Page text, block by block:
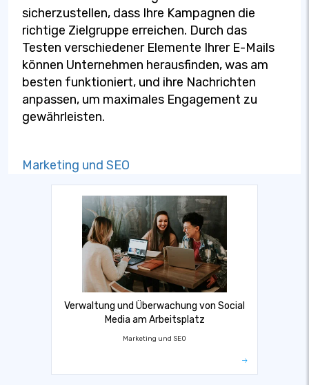
sicherzustellen, dass Ihre Kampagnen die
richtige Zielgruppe erreichen. Durch das
Testen verschiedener Elemente Ihrer E-Mails
können Unternehmen herausfinden, was am
besten funktioniert, und ihre Nachrichten
anpassen, um maximales Engagement zu
gewährleisten.
Marketing und SEO
Verwaltung und Überwachung von Social
Media am Arbeitsplatz
Marketing und SEO